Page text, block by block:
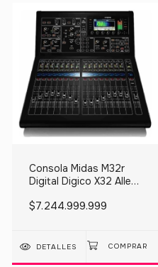
Consola Midas M32r
Digital Digico X32 Allen
$7.244.999.999
DETALLES